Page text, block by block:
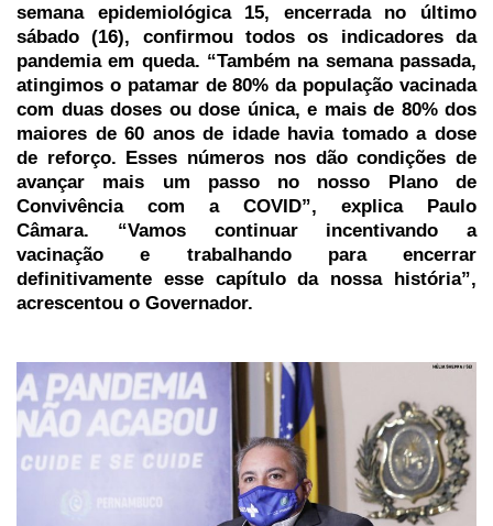
semana epidemiológica 15, encerrada no último
sábado (16), confirmou todos os indicadores da
pandemia em queda. “Também na semana passada,
atingimos o patamar de 80% da população vacinada
com duas doses ou dose única, e mais de 80% dos
maiores de 60 anos de idade havia tomado a dose
de reforço. Esses números nos dão condições de
avançar mais um passo no nosso Plano de
Convivência com a COVID”, explica Paulo
Câmara. “Vamos continuar incentivando a
vacinação e trabalhando para encerrar
definitivamente esse capítulo da nossa história”,
acrescentou o Governador.